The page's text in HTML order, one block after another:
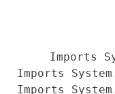
Imports
Imports
Imports